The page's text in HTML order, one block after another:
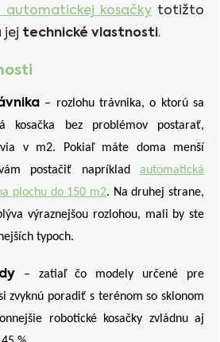
automatickej kosačkytotižto
jej technické vlastnosti.
– rozlohu trávnika, o ktorú sa
kosačka bez problémov postarať,
v m2. Pokiaľ máte doma menší
postačiť napríklad automatická
plochu do 150 m2. Na druhej strane,
výraznejšou rozlohou, mali by ste
typoch.
– zatiaľ čo modely určené pre
zvyknú poradiť s terénom so sklonom
robotické kosačky zvládnu aj